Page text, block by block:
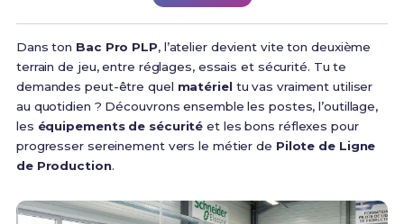
Dans ton Bac Pro PLP, l’atelier devient vite ton deuxième
terrain de jeu, entre réglages, essais et sécurité. Tu te
demandes peut-être quel matérieltu vas vraiment utiliser
au quotidien ? Découvrons ensemble les postes, l’outillage,
les équipements de sécurité et les bons réflexes pour
progresser sereinement vers le métier de Pilote de Ligne
de Production.